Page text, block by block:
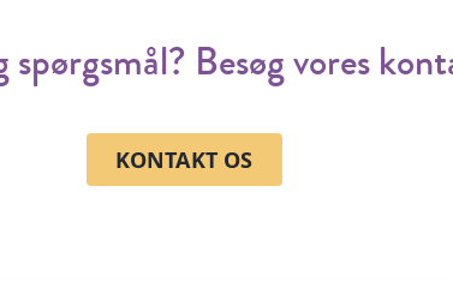
Besøg vores
KONTAKT OS